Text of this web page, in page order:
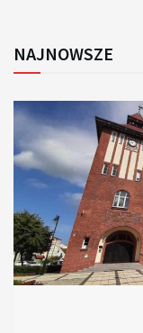
NAJNOWSZE